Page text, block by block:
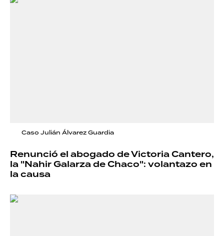
Caso Julián Álvarez Guardia
Renunció el abogado de Victoria Cantero,
la "Nahir Galarza de Chaco": volantazo en
la causa